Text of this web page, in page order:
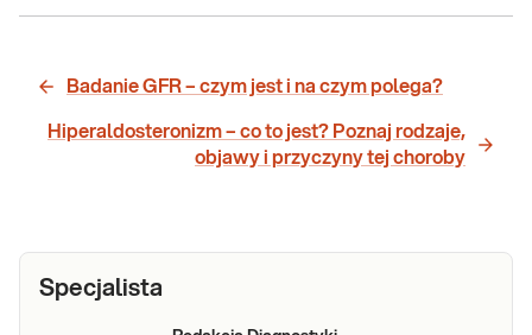
Badanie GFR – czym jest i na czym polega?
Hiperaldosteronizm – co to jest? Poznaj rodzaje,
objawy i przyczyny tej choroby
Specjalista